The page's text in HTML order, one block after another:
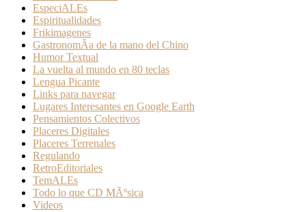
EspeciALEs
Espiritualidades
Frikimagenes
GastronomÃ­a de la mano del Chino
Humor Textual
La vuelta al mundo en 80 teclas
Lengua Picante
Links para navegar
Lugares Interesantes en Google Earth
Pensamientos Colectivos
Placeres Digitales
Placeres Terrenales
Regulando
RetroEditoriales
TemALEs
Todo lo que CD MÃºsica
Videos